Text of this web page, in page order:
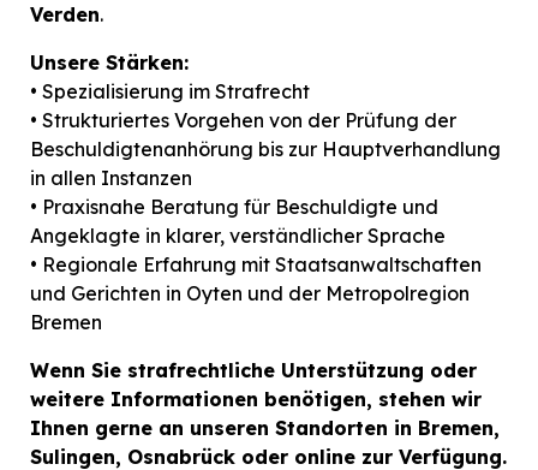
Verden.
Unsere Stärken:
• Spezialisierung im Strafrecht
• Strukturiertes Vorgehen von der Prüfung der
Beschuldigtenanhörung bis zur Hauptverhandlung
in allen Instanzen
• Praxisnahe Beratung für Beschuldigte und
Angeklagte in klarer, verständlicher Sprache
• Regionale Erfahrung mit Staatsanwaltschaften
und Gerichten in Oyten und der Metropolregion
Bremen
Wenn Sie strafrechtliche Unterstützung oder
weitere Informationen benötigen, stehen wir
Ihnen gerne an unseren Standorten in Bremen,
Sulingen, Osnabrück oder online zur Verfügung.